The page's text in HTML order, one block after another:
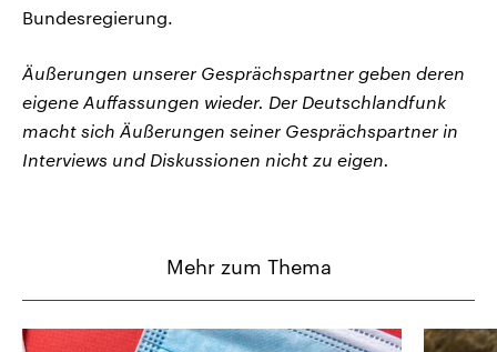
Bundesregierung.
Äußerungen unserer Gesprächspartner geben deren
eigene Auffassungen wieder. Der Deutschlandfunk
macht sich Äußerungen seiner Gesprächspartner in
Interviews und Diskussionen nicht zu eigen.
Mehr zum Thema